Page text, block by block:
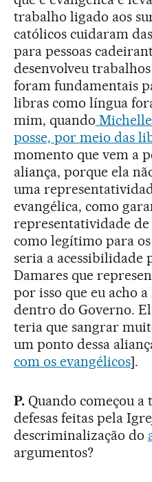
trabalho ligado aos
católicos cuidaram
para pessoas
desenvolveu
foram fundamentais
libras como língua
mim, quando
posse, por meio das
momento que vem a
aliança, porque ela
uma
evangélica, como
representatividade de
como legítimo para
seria a acessibilidade
Damares que
por isso que eu acho
dentro do Governo.
teria que sangrar
um ponto dessa
com os evangélicos].
P.Quando começou a
defesas feitas pela
descriminalização do
argumentos?